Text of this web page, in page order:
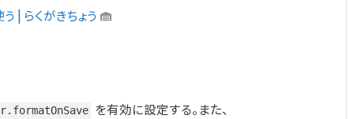
| らくがきちょう
を有効に設定する。また、